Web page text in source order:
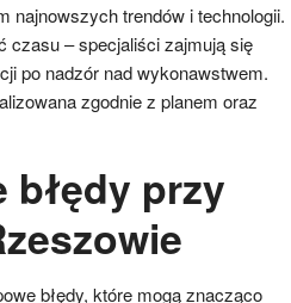
najnowszych trendów i technologii.
czasu – specjaliści zajmują się
po nadzór nad wykonawstwem.
zgodnie z planem oraz
błędy przy
błędy, które mogą znacząco